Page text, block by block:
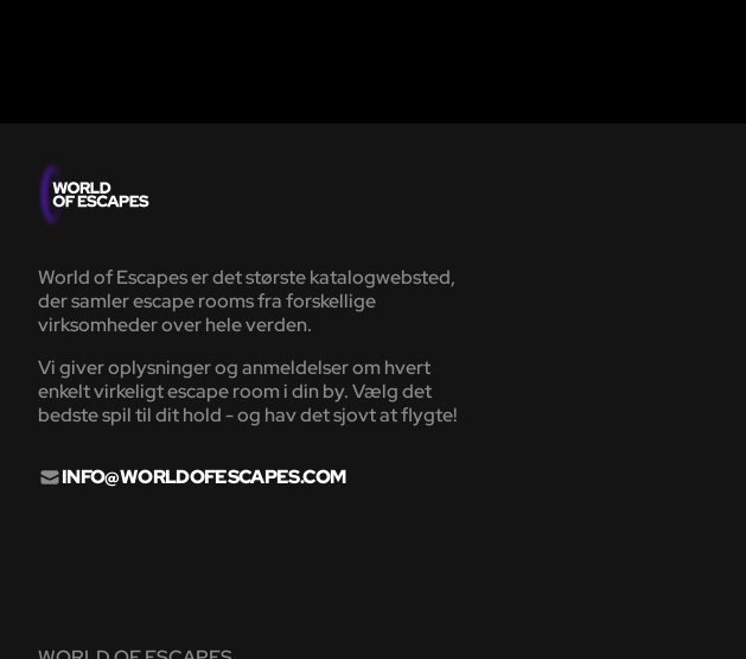
World of Escapes er det største katalogwebsted,
der samler escape rooms fra forskellige
virksomheder over hele verden.
Vi giver oplysninger og anmeldelser om hvert
enkelt virkeligt escape room i din by. Vælg det
bedste spil til dit hold - og hav det sjovt at flygte!
INFO@WORLDOFESCAPES.COM